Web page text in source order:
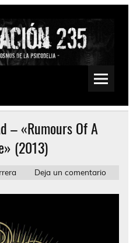
Sludge, Fuzz, Space, Drone
– «Rumours Of A
(2013)
Deja un comentario